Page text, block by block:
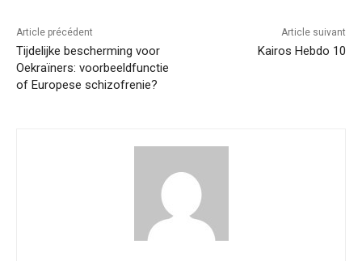
Article précédent
Tijdelijke bescherming voor
Oekraïners: voorbeeldfunctie
of Europese schizofrenie?
Article suivant
Kairos Hebdo 10